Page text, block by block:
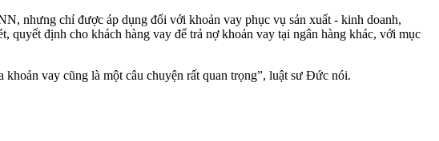
nhưng chỉ được áp dụng đối với khoản vay phục vụ sản xuất - kinh doanh,
định cho khách hàng vay để trả nợ khoản vay tại ngân hàng khác, với mục
vay cũng là một câu chuyện rất quan trọng”, luật sư Đức nói.